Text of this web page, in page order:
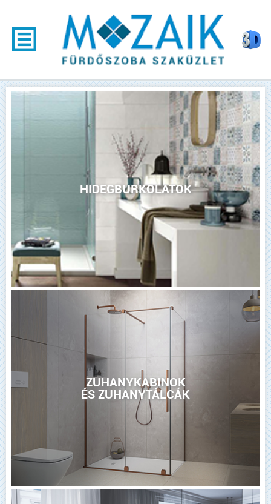
HIDEGBURKOLATOK
ZUHANYKABINOK
ÉS ZUHANYTÁLCÁK